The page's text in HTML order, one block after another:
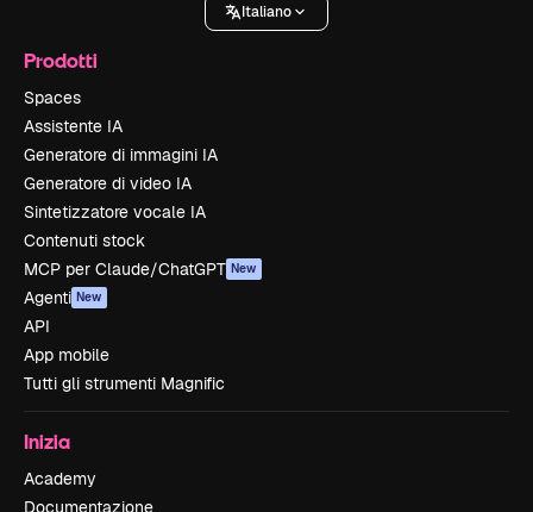
Italiano
Prodotti
Spaces
Assistente IA
Generatore di immagini IA
Generatore di video IA
Sintetizzatore vocale IA
Contenuti stock
MCP per Claude/ChatGPT New
Agenti New
API
App mobile
Tutti gli strumenti Magnific
Inizia
Academy